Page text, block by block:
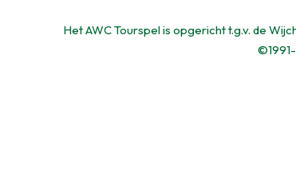
Het AWC Tourspel is opgericht t.g.v. de